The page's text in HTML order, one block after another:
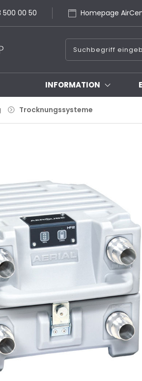
500 00 50 Homepage
INFORMATION
Trocknungssysteme